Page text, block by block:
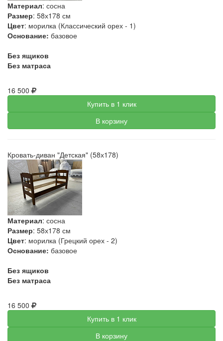
Материал: сосна
Размер: 58х178 см
Цвет: морилка (Классический орех - 1)
Основание: базовое
Без ящиков
Без матраса
16 500
Купить в 1 клик
В корзину
Кровать-диван "Детская" (58х178)
Материал: сосна
Размер: 58х178 см
Цвет: морилка (Грецкий орех - 2)
Основание: базовое
Без ящиков
Без матраса
16 500
Купить в 1 клик
В корзину